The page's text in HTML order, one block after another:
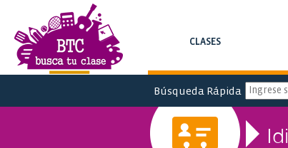
CLASES
Búsqueda Rápida